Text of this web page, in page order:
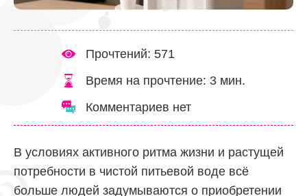
Прочтений: 571
Время на прочтение: 3 мин.
Комментариев нет
В условиях активного ритма жизни и растущей
потребности в чистой питьевой воде всё
больше людей задумываются о приобретении